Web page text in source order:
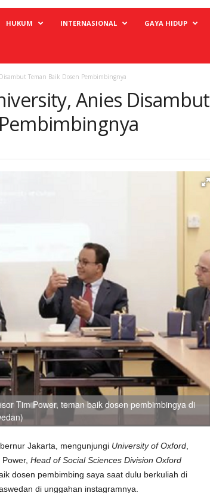
HUKUM INTERNASIONAL GAYA HIDUP
Teman Baik Dosen Pembimbingnya
Anies Disambut
Tim Power, teman baik dosen pembimbingya di
Jakarta, mengunjungi University of Oxford,
Head of Social Sciences Division Oxford
dosen pembimbing saya saat dulu berkuliah di
di unggahan instagramnya.